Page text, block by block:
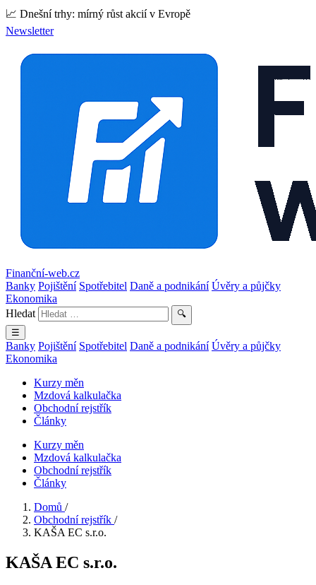
📈 Dnešní trhy: mírný růst akcií v Evropě
Newsletter
Finanční-web.cz
Banky Pojištění Spotřebitel Daně a podnikání Úvěry a půjčky
Ekonomika
Hledat
🔍
☰
Banky Pojištění Spotřebitel Daně a podnikání Úvěry a půjčky
Ekonomika
Kurzy měn
Mzdová kalkulačka
Obchodní rejstřík
Články
Kurzy měn
Mzdová kalkulačka
Obchodní rejstřík
Články
Domů /
Obchodní rejstřík /
KAŠA EC s.r.o.
KAŠA EC s.r.o.